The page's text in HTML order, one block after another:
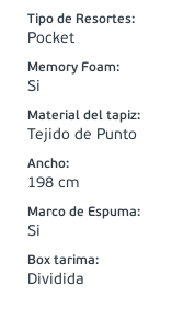
Tipo de Resortes:
Pocket
Memory Foam:
Si
Material del tapiz:
Tejido de Punto
Ancho:
198 cm
Marco de Espuma:
Si
Box tarima:
Dividida